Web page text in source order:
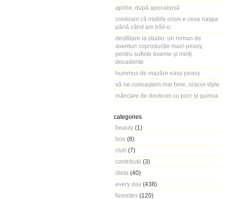
aprilie, după apocalipsă
credeam că midlife crisis e ceva nașpa.
până când am trăit-o.
desfătare la studio: un roman de
aventuri coproducție mazi-peasy,
pentru suflete boeme și minți
decadente
hummus de mazăre easy peasy
să ne cunoaștem mai bine, oracol-style
mâncare de dovlecei cu porc și quinoa
categories
beauty (1)
boo (8)
club (7)
contributii (3)
dieta (40)
every day (438)
favorites (120)